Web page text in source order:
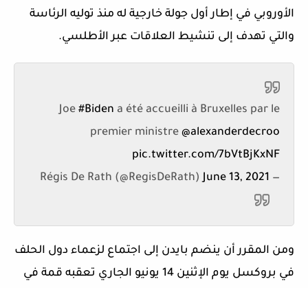
الأوروبي في إطار أول جولة خارجية له منذ توليه الرئاسة
والتي تهدف إلى تنشيط العلاقات عبر الأطلسي.
Joe #Biden a été accueilli à Bruxelles par le
premier ministre @alexanderdecroo
pic.twitter.com/7bVtBjKxNF
— Régis De Rath (@RegisDeRath)
June 13, 2021
ومن المقرر أن ينضم بايدن إلى اجتماع لزعماء دول الحلف
في بروكسل يوم الإثنين 14 يونيو الجاري تعقبه قمة في